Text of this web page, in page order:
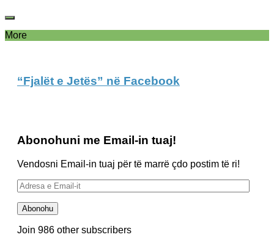
More
“Fjalët e Jetës” në Facebook
Abonohuni me Email-in tuaj!
Vendosni Email-in tuaj për të marrë çdo postim të ri!
Adresa
e
Email-
it
Abonohu
Join 986 other subscribers